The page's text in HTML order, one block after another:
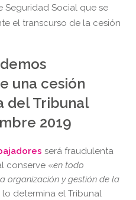
Seguridad Social que se
el transcurso de la cesión
una cesión
del Tribunal
2019
será fraudulenta
conserve «en todo
organización y gestión de la
lo determina el Tribunal